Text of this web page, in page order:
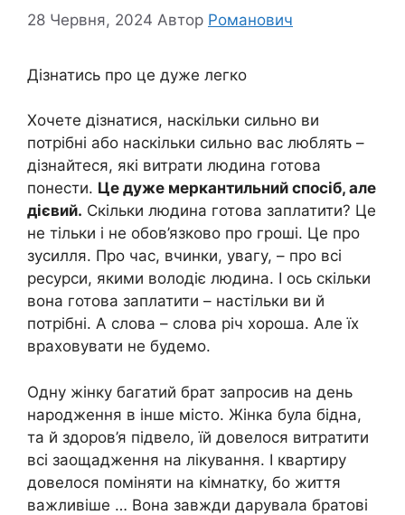
28 Червня, 2024 Автор Романович
Дізнатись про це дуже легко
Хочете дізнатися, наскільки сильно ви
потрібні або наскільки сильно вас люблять –
дізнайтеся, які витрати людина готова
понести. Це дуже меркантильний спосіб, але
дієвий. Скільки людина готова заплатити? Це
не тільки і не обов’язково про гроші. Це про
зусилля. Про час, вчинки, увагу, – про всі
ресурси, якими володіє людина. І ось скільки
вона готова заплатити – настільки ви й
потрібні. А слова – слова річ хороша. Але їх
враховувати не будемо.
Одну жінку багатий брат запросив на день
народження в інше місто. Жінка була бідна,
та й здоров’я підвело, їй довелося витратити
всі заощадження на лікування. І квартиру
довелося поміняти на кімнатку, бо життя
важливіше … Вона завжди дарувала братові